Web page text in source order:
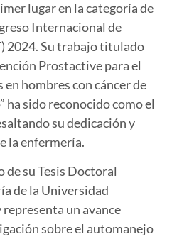
lugar en la categoría de
Internacional de
2024. Su trabajo titulado
Prostactive para el
hombres con cáncer de
sido reconocido como el
su dedicación y
la enfermería.
de su Tesis Doctoral
de la Universidad
un avance
sobre el automanejo